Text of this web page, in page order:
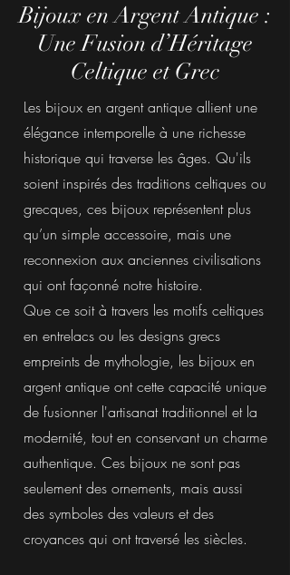
Bijoux en Argent Antique :
Une Fusion d’Héritage
Celtique et Grec
Les bijoux en argent antique allient une
élégance intemporelle à une richesse
historique qui traverse les âges. Qu'ils
soient inspirés des traditions celtiques ou
grecques, ces bijoux représentent plus
qu’un simple accessoire, mais une
reconnexion aux anciennes civilisations
qui ont façonné notre histoire.
Que ce soit à travers les motifs celtiques
en entrelacs ou les designs grecs
empreints de mythologie, les bijoux en
argent antique ont cette capacité unique
de fusionner l'artisanat traditionnel et la
modernité, tout en conservant un charme
authentique. Ces bijoux ne sont pas
seulement des ornements, mais aussi
des symboles des valeurs et des
croyances qui ont traversé les siècles.